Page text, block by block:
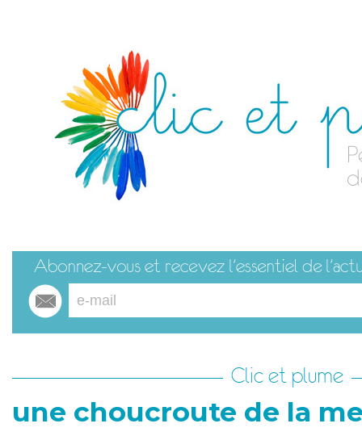
Clic et plume
une choucroute de la